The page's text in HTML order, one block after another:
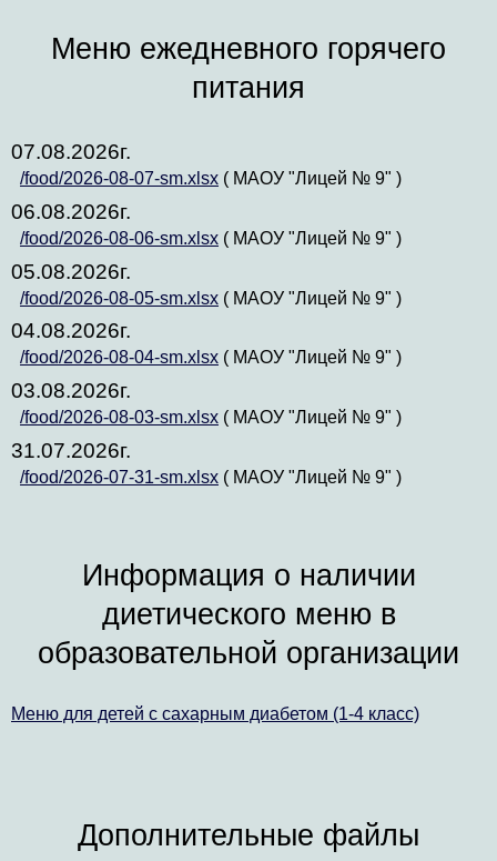
Меню ежедневного горячего
питания
07.08.2026г.
/food/2026-08-07-sm.xlsx ( МАОУ "Лицей № 9" )
06.08.2026г.
/food/2026-08-06-sm.xlsx ( МАОУ "Лицей № 9" )
05.08.2026г.
/food/2026-08-05-sm.xlsx ( МАОУ "Лицей № 9" )
04.08.2026г.
/food/2026-08-04-sm.xlsx ( МАОУ "Лицей № 9" )
03.08.2026г.
/food/2026-08-03-sm.xlsx ( МАОУ "Лицей № 9" )
31.07.2026г.
/food/2026-07-31-sm.xlsx ( МАОУ "Лицей № 9" )
Информация о наличии
диетического меню в
образовательной организации
Меню для детей с сахарным диабетом (1-4 класс)
Дополнительные файлы